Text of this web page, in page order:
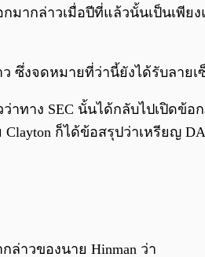
ากล่าวเมื่อปีที่แล้วนั้นเป็นเพีย
ซึ่งจดหมายที่ว่านี้ยังได้รับลาย
าง SEC นั้นได้กลับไปเปิดข้อกฎ
ก็ได้ข้อสรุปว่าเหรียญ
ล่าวของนาย Hinman ว่า